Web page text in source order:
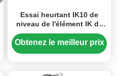
Essai heurtant IK10 de
niveau de l'élément IK de
machine d'essai au choc
IEC60068-2-75
Obtenez le meilleur prix